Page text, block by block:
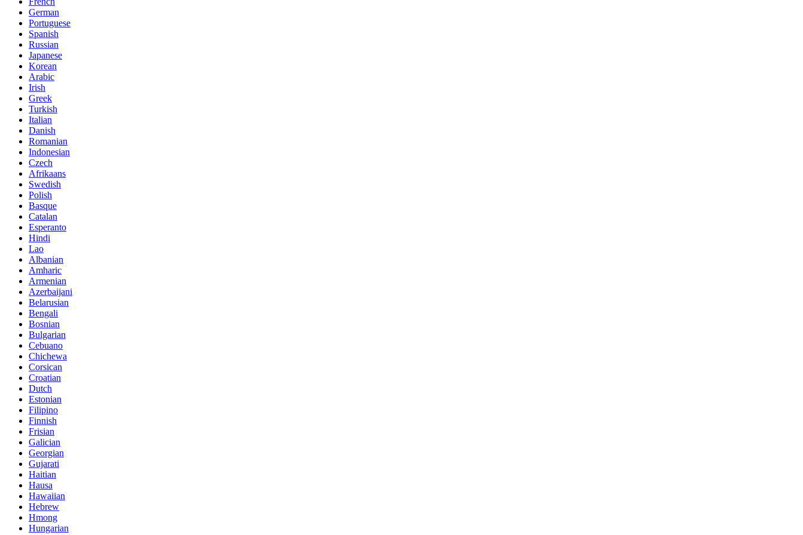
German
Portuguese
Spanish
Russian
Japanese
Korean
Arabic
Irish
Greek
Turkish
Italian
Danish
Romanian
Indonesian
Czech
Afrikaans
Swedish
Polish
Basque
Catalan
Esperanto
Hindi
Lao
Albanian
Amharic
Armenian
Azerbaijani
Belarusian
Bengali
Bosnian
Bulgarian
Cebuano
Chichewa
Corsican
Croatian
Dutch
Estonian
Filipino
Finnish
Frisian
Galician
Georgian
Gujarati
Haitian
Hausa
Hawaiian
Hebrew
Hmong
Hungarian